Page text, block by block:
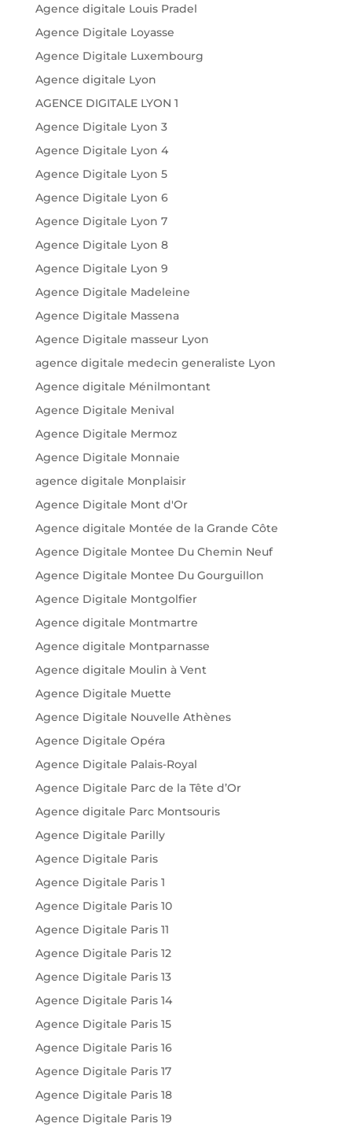
Agence digitale Louis Pradel
Agence Digitale Loyasse
Agence Digitale Luxembourg
Agence digitale Lyon
AGENCE DIGITALE LYON 1
Agence Digitale Lyon 3
Agence Digitale Lyon 4
Agence Digitale Lyon 5
Agence Digitale Lyon 6
Agence Digitale Lyon 7
Agence Digitale Lyon 8
Agence Digitale Lyon 9
Agence Digitale Madeleine
Agence Digitale Massena
Agence Digitale masseur Lyon
agence digitale medecin generaliste Lyon
Agence digitale Ménilmontant
Agence Digitale Menival
Agence Digitale Mermoz
Agence Digitale Monnaie
agence digitale Monplaisir
Agence Digitale Mont d'Or
Agence digitale Montée de la Grande Côte
Agence Digitale Montee Du Chemin Neuf
Agence Digitale Montee Du Gourguillon
Agence Digitale Montgolfier
Agence digitale Montmartre
Agence digitale Montparnasse
Agence digitale Moulin à Vent
Agence Digitale Muette
Agence Digitale Nouvelle Athènes
Agence Digitale Opéra
Agence Digitale Palais-Royal
Agence Digitale Parc de la Tête d’Or
Agence digitale Parc Montsouris
Agence Digitale Parilly
Agence Digitale Paris
Agence Digitale Paris 1
Agence Digitale Paris 10
Agence Digitale Paris 11
Agence Digitale Paris 12
Agence Digitale Paris 13
Agence Digitale Paris 14
Agence Digitale Paris 15
Agence Digitale Paris 16
Agence Digitale Paris 17
Agence Digitale Paris 18
Agence Digitale Paris 19